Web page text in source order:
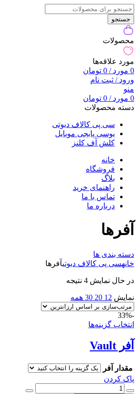
جستجو
محصولات
مورد علاقه‌ها
0 مورد/
0 تومان
ورود / ثبت نام
منو
0 مورد/
0 تومان
دسته محصولات
سی پی کالاف دیوتی
یوسی پابجی موبایل
کلش آف کلنز
خانه
فروشگاه
بلاگ
راهنمای خرید
تماس با ما
درباره ما
آفرها
دسته بندی ها
خانهسی پی کالاف دیوتیآفرها
در حال نمایش 4 نتیجه
نمایش 12
20
30 همه
-33%
انتخاب گزینه‌ها
آفر Vault
مقدار آفر
پاک کردن